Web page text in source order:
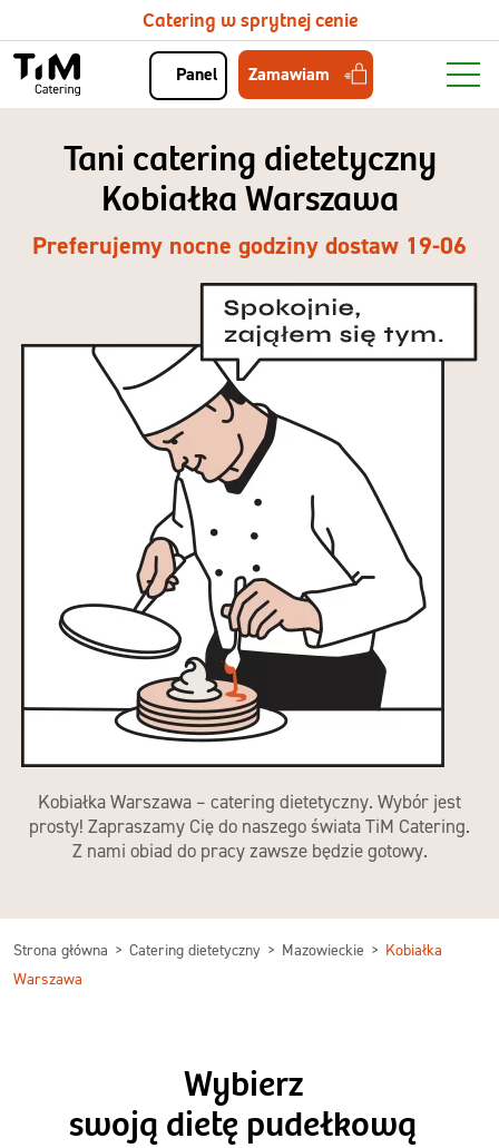
Catering w sprytnej cenie
Panel Zamawiam
Tani catering dietetyczny
Kobiałka Warszawa
Preferujemy nocne godziny dostaw 19-06
Kobiałka Warszawa – catering dietetyczny. Wybór jest
prosty! Zapraszamy Cię do naszego świata TiM Catering.
Z nami obiad do pracy zawsze będzie gotowy.
Strona główna Catering dietetyczny Mazowieckie
Kobiałka
Warszawa
Wybierz
swoją dietę pudełkową